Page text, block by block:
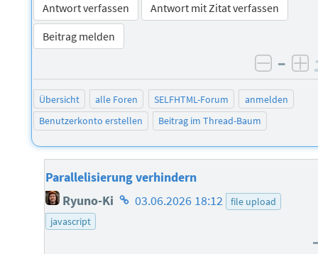
Antwort verfassen
Antwort mit Zitat verfassen
Beitrag melden
–
Übersicht alle Foren SELFHTML-Forum
anmelden
Benutzerkonto erstellen
Beitrag im Thread-Baum
Parallelisierung verhindern
Ryuno-Ki Homepage
03.06.2026 18:12
file upload
javascript